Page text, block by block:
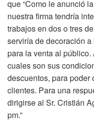
que “Como le anunció
nuestra firma tendría
trabajos en dos o tres
serviría de decoración
para la venta al
cuales son sus
descuentos, para poder
clientes. Para una
dirigirse al Sr. Cristián
pm.”